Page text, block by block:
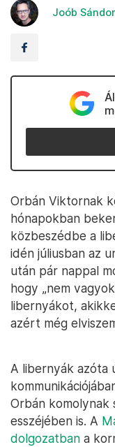
Joób Sándor
Orbán Viktornak
hónapokban
közbeszédbe a
idén júliusban az
után pár nappal
hogy „nem
libernyákot,
azért még
A libernyák azóta
Orbán komolynak
esszéjében is. A
dolgozatban a